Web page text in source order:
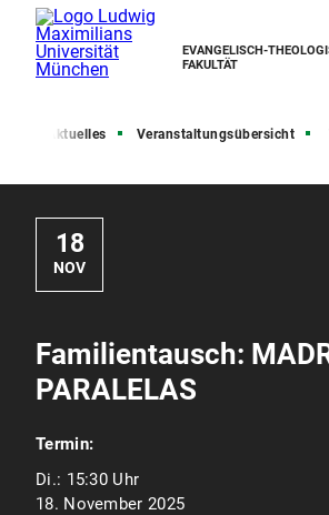
EVANGELISCH-
FAKULTÄT
Aktuelles Veranstaltungsübersicht
18
NOV
Familientausch:
PARALELAS
Termin:
Di.: 15:30 Uhr
18. November 2025